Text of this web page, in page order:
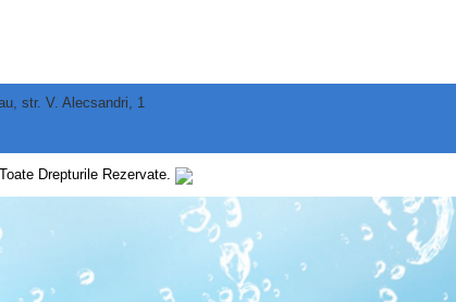
str. V. Alecsandri, 1
Toate Drepturile Rezervate.